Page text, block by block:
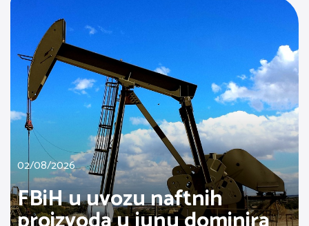
02/08/2026
FBiH u uvozu naftnih